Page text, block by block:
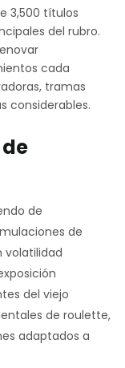
3,500 títulos
del rubro.
cada
tramas
considerables.
de
de
volatilidad
del viejo
de roulette,
adaptados a